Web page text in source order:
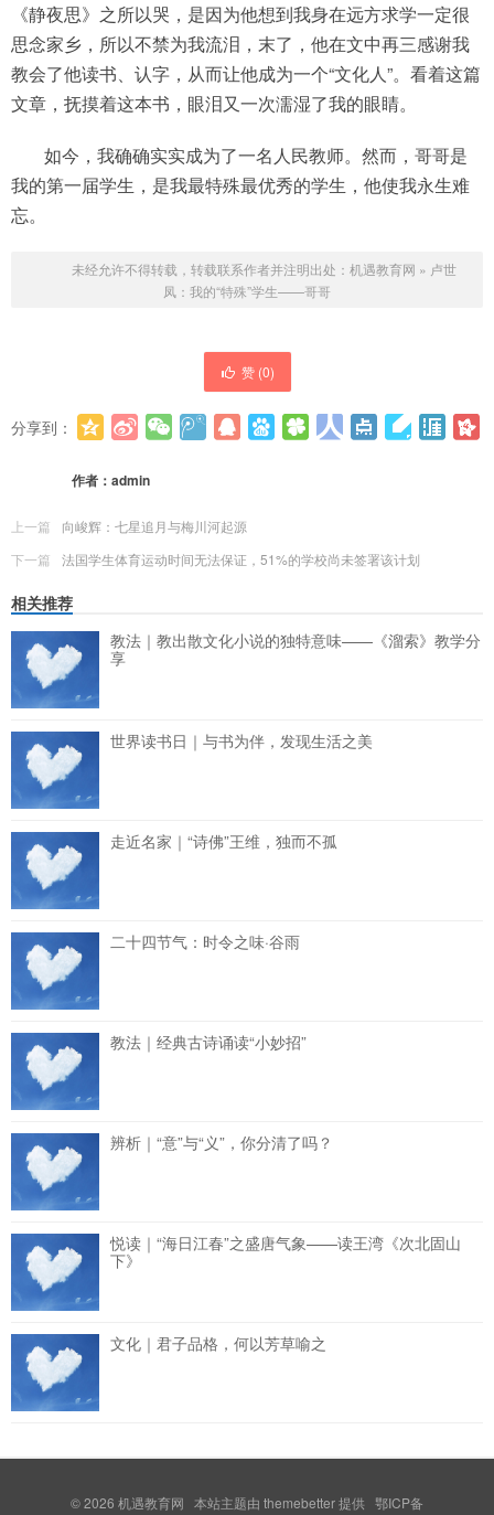
《静夜思》之所以哭，是因为他想到我身在远方求学一定很
思念家乡，所以不禁为我流泪，末了，他在文中再三感谢我
教会了他读书、认字，从而让他成为一个“文化人”。看着这篇
文章，抚摸着这本书，眼泪又一次濡湿了我的眼睛。
如今，我确确实实成为了一名人民教师。然而，哥哥是
我的第一届学生，是我最特殊最优秀的学生，他使我永生难
忘。
未经允许不得转载，转载联系作者并注明出处： 机遇教育网 » 卢世
凤：我的“特殊”学生——哥哥
赞 (0)
分享到：
作者： admin
上一篇
向峻辉：七星追月与梅川河起源
下一篇
法国学生体育运动时间无法保证，51%的学校尚未签署该计划
相关推荐
教法｜教出散文化小说的独特意味——《溜索》教学分
享
世界读书日｜与书为伴，发现生活之美
走近名家｜“诗佛”王维，独而不孤
二十四节气：时令之味·谷雨
教法｜经典古诗诵读“小妙招”
辨析｜“意”与“义”，你分清了吗？
悦读｜“海日江春”之盛唐气象——读王湾《次北固山
下》
文化｜君子品格，何以芳草喻之
© 2026 机遇教育网 本站主题由 themebetter提供 鄂ICP备